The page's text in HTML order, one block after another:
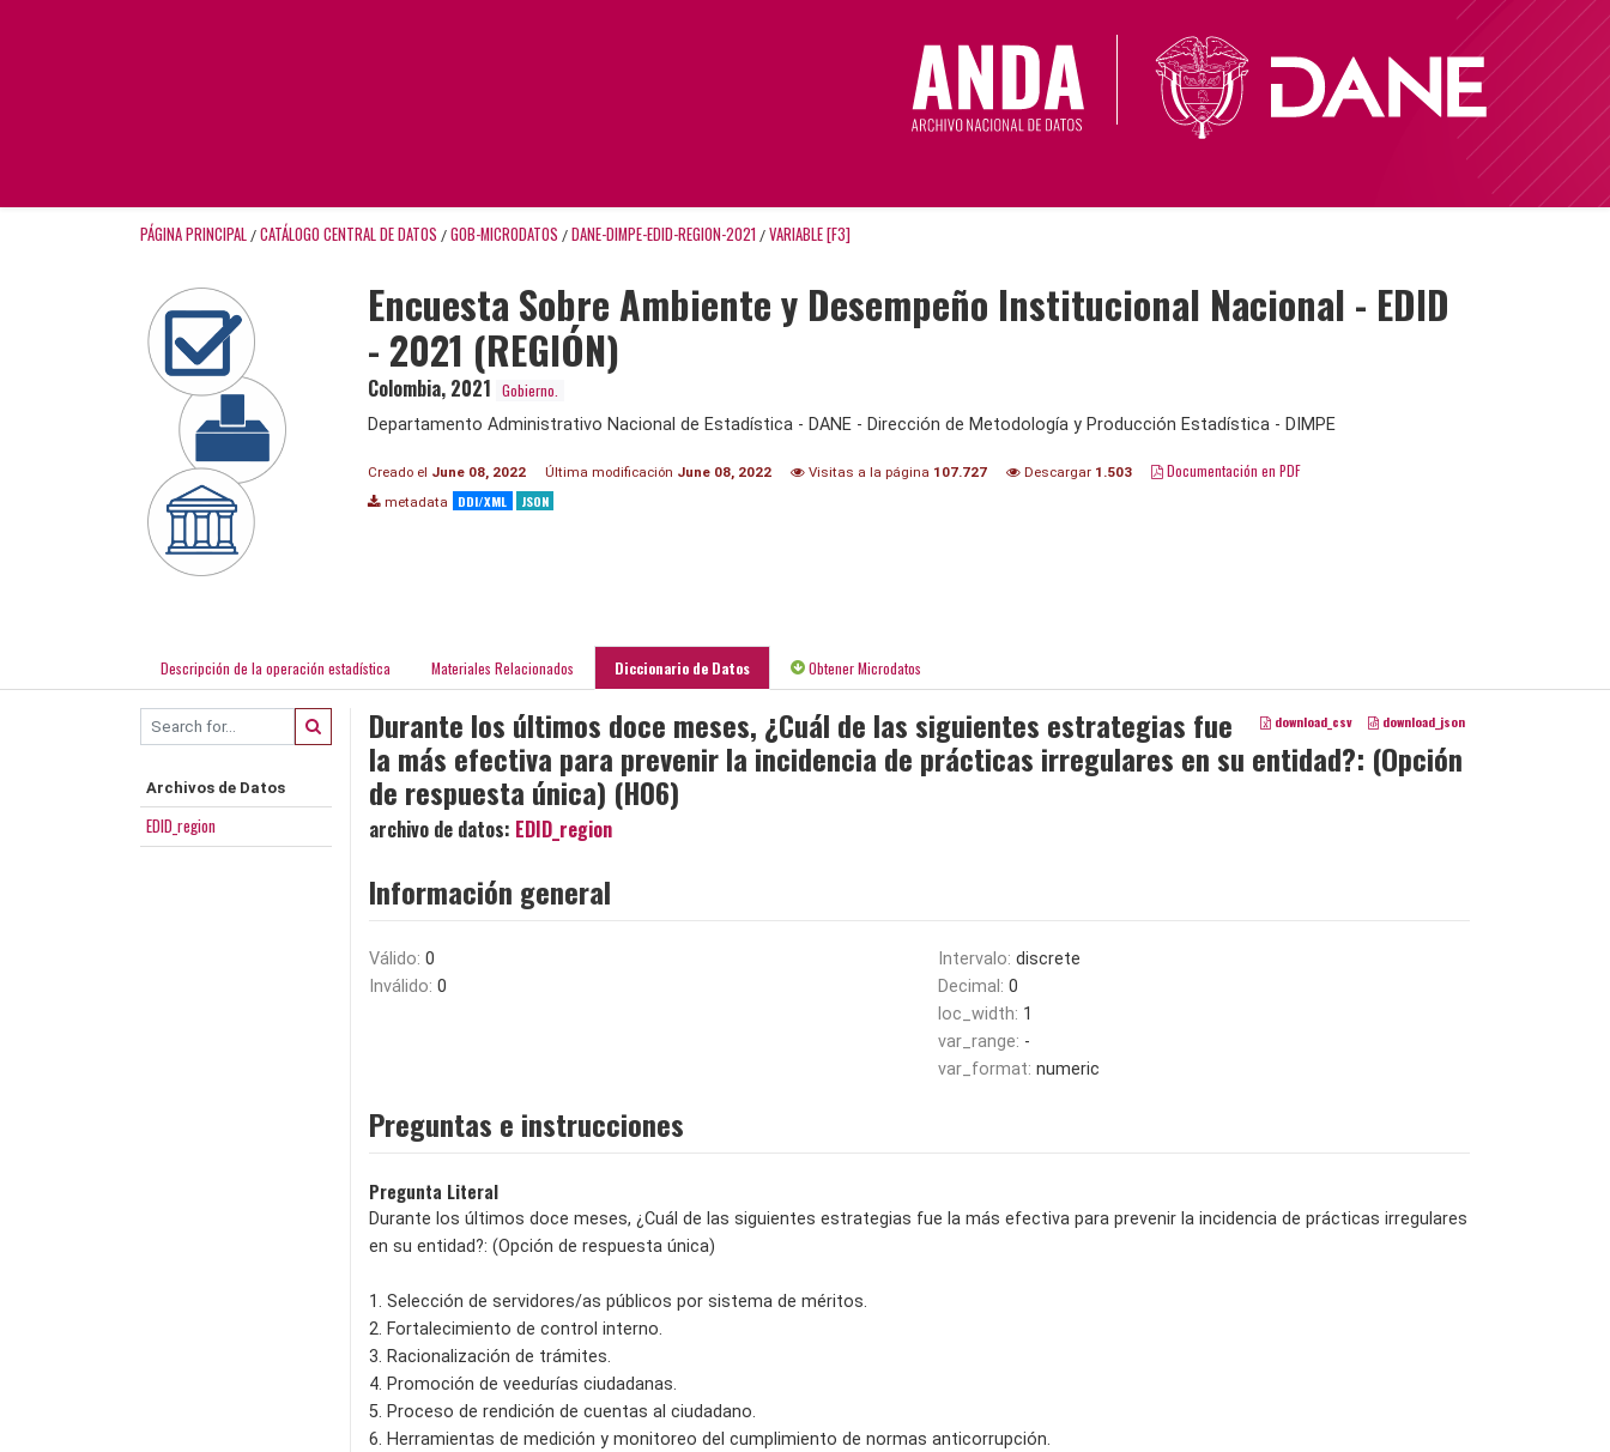
PÁGINA PRINCIPAL / CATÁLOGO CENTRAL DE DATOS / GOB-MICRODATOS / DANE-DIMPE-EDID-REGION-2021 / VARIABLE [F3]
Encuesta Sobre Ambiente y Desempeño Institucional Nacional - EDID
- 2021 (REGIÓN)
Colombia, 2021 Gobierno.
Departamento Administrativo Nacional de Estadística - DANE - Dirección de Metodología y Producción Estadística - DIMPE
Creado el June 08, 2022 Última modificación June 08, 2022 Visitas a la página 107.727 Descargar 1.503 Documentación en PDF
metadata DDI/XML JSON
Descripción de la operación estadística Materiales Relacionados Diccionario de Datos Obtener Microdatos
Archivos de Datos
EDID_region
download_csv download_json
Durante los últimos doce meses, ¿Cuál de las siguientes estrategias fue
la más efectiva para prevenir la incidencia de prácticas irregulares en su entidad?: (Opción
de respuesta única) (H06)
archivo de datos: EDID_region
Información general
Válido: 0
Inválido: 0
Intervalo: discrete
Decimal: 0
loc_width: 1
var_range: -
var_format: numeric
Preguntas e instrucciones
Pregunta Literal
Durante los últimos doce meses, ¿Cuál de las siguientes estrategias fue la más efectiva para prevenir la incidencia de prácticas irregulares
en su entidad?: (Opción de respuesta única)
1. Selección de servidores/as públicos por sistema de méritos.
2. Fortalecimiento de control interno.
3. Racionalización de trámites.
4. Promoción de veedurías ciudadanas.
5. Proceso de rendición de cuentas al ciudadano.
6. Herramientas de medición y monitoreo del cumplimiento de normas anticorrupción.